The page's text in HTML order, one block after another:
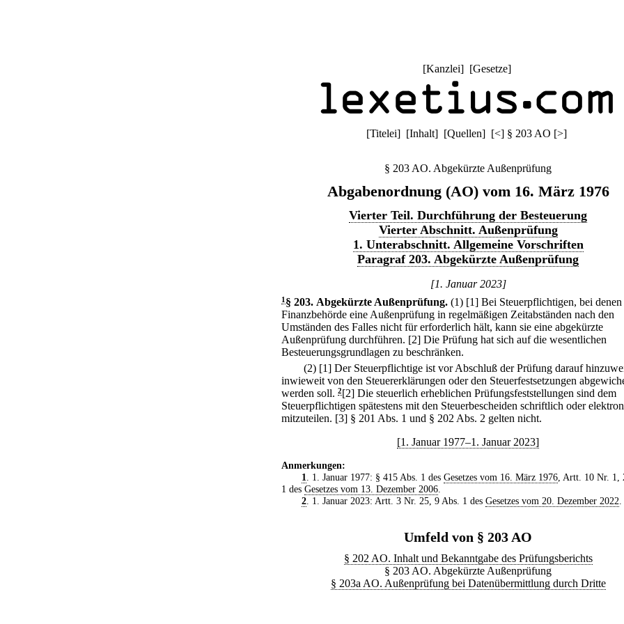
[Kanzlei] [Gesetze]
[Titelei] [Inhalt] [Quellen] [<] § 203 AO [>]
§ 203 AO. Abgekürzte Außenprüfung
Abgabenordnung (AO) vom 16. März 1976
Vierter Teil. Durchführung der Besteuerung
Vierter Abschnitt. Außenprüfung
1. Unterabschnitt. Allgemeine Vorschriften
Paragraf 203. Abgekürzte Außenprüfung
[1. Januar 2023]
1 § 203. Abgekürzte Außenprüfung. (1) [1] Bei Steuerpflichtigen, bei denen
Finanzbehörde eine Außenprüfung in regelmäßigen Zeitabständen nach den
Umständen des Falles nicht für erforderlich hält, kann sie eine abgekürzte
Außenprüfung durchführen. [2] Die Prüfung hat sich auf die wesentlichen
Besteuerungsgrundlagen zu beschränken.
(2) [1] Der Steuerpflichtige ist vor Abschluß der Prüfung darauf
inwieweit von den Steuererklärungen oder den Steuerfestsetzungen
werden soll. 2[2] Die steuerlich erheblichen Prüfungsfeststellungen sind dem
Steuerpflichtigen spätestens mit den Steuerbescheiden schriftlich oder
mitzuteilen. [3] § 201 Abs. 1 und § 202 Abs. 2 gelten nicht.
[1. Januar 1977–1. Januar 2023]
Anmerkungen:
1. 1. Januar 1977: § 415 Abs. 1 des Gesetzes vom 16. März 1976, Artt. 10 Nr. 1,
1 des Gesetzes vom 13. Dezember 2006.
2. 1. Januar 2023: Artt. 3 Nr. 25, 9 Abs. 1 des Gesetzes vom 20. Dezember 2022.
Umfeld von § 203 AO
§ 202 AO. Inhalt und Bekanntgabe des Prüfungsberichts
§ 203 AO. Abgekürzte Außenprüfung
§ 203a AO. Außenprüfung bei Datenübermittlung durch Dritte